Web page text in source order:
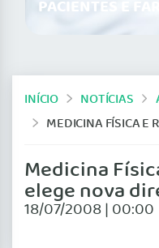
PACIENTES E
INÍCIO NOTÍCIAS
MEDICINA FÍSICA E REABILITAÇÃO ELEGE
Medicina
elege nova
18/07/2008 | 00:00